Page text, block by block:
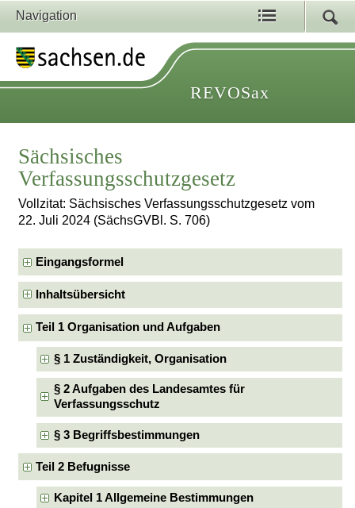
Navigation
REVOSax
Sächsisches
Verfassungsschutzgesetz
Vollzitat: Sächsisches Verfassungsschutzgesetz vom
22. Juli 2024 (SächsGVBl. S. 706)
Eingangsformel
Inhaltsübersicht
Teil 1 Organisation und Aufgaben
§ 1 Zuständigkeit, Organisation
§ 2 Aufgaben des Landesamtes für
Verfassungsschutz
§ 3 Begriffsbestimmungen
Teil 2 Befugnisse
Kapitel 1 Allgemeine Bestimmungen